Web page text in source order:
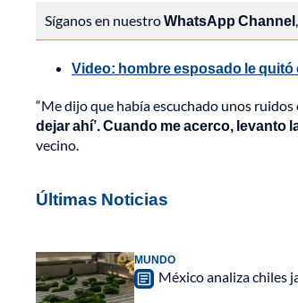
Síganos en nuestroWhatsApp Channel
Video: hombre esposado le quitó
“Me dijo que había escuchado unos
dejar ahí’. Cuando me acerco, levanto
vecino.
Últimas Noticias
MUNDO
México analiza chiles